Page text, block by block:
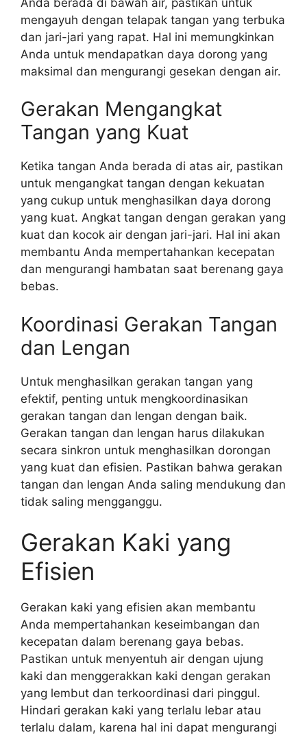
mengayuh dengan telapak tangan yang terbuka
dan jari-jari yang rapat. Hal ini memungkinkan
Anda untuk mendapatkan daya dorong yang
maksimal dan mengurangi gesekan dengan air.
Gerakan Mengangkat
Tangan yang Kuat
Ketika tangan Anda berada di atas air, pastikan
untuk mengangkat tangan dengan kekuatan
yang cukup untuk menghasilkan daya dorong
yang kuat. Angkat tangan dengan gerakan yang
kuat dan kocok air dengan jari-jari. Hal ini akan
membantu Anda mempertahankan kecepatan
dan mengurangi hambatan saat berenang gaya
bebas.
Koordinasi Gerakan Tangan
dan Lengan
Untuk menghasilkan gerakan tangan yang
efektif, penting untuk mengkoordinasikan
gerakan tangan dan lengan dengan baik.
Gerakan tangan dan lengan harus dilakukan
secara sinkron untuk menghasilkan dorongan
yang kuat dan efisien. Pastikan bahwa gerakan
tangan dan lengan Anda saling mendukung dan
tidak saling mengganggu.
Gerakan Kaki yang
Efisien
Gerakan kaki yang efisien akan membantu
Anda mempertahankan keseimbangan dan
kecepatan dalam berenang gaya bebas.
Pastikan untuk menyentuh air dengan ujung
kaki dan menggerakkan kaki dengan gerakan
yang lembut dan terkoordinasi dari pinggul.
Hindari gerakan kaki yang terlalu lebar atau
terlalu dalam, karena hal ini dapat mengurangi